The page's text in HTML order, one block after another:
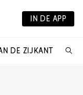
IN DE APP
DE ZIJKANT